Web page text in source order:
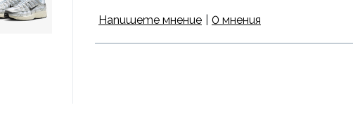
Напишете мнение 0 мнения